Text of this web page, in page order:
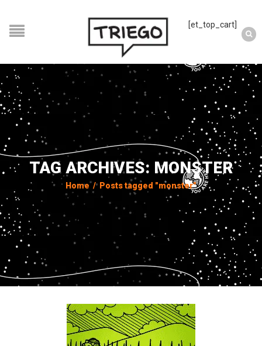
[et_top_cart]
TAG ARCHIVES: MONSTER
Home / Posts tagged "monster"